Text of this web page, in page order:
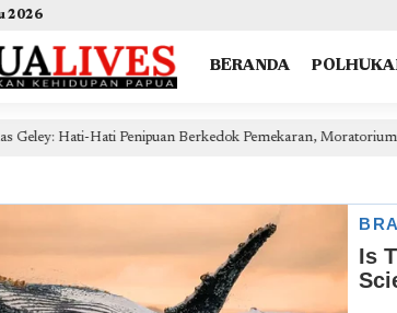
=> { basicSubscriptions.init({ type: "NewsArticle", isPartOfType:
2026
BERANDA
Penipuan Berkedok Pemekaran, Moratorium DOB Belum